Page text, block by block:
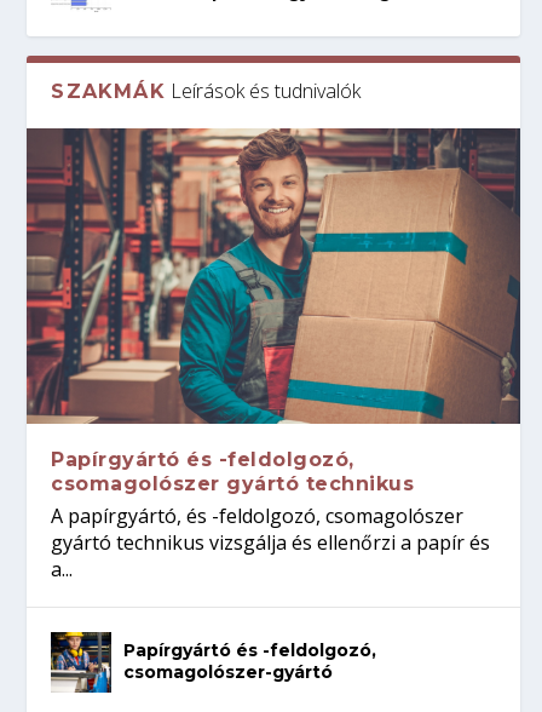
SZAKMÁK Leírások és tudnivalók
Papírgyártó és -feldolgozó,
csomagolószer gyártó technikus
A papírgyártó, és -feldolgozó, csomagolószer
gyártó technikus vizsgálja és ellenőrzi a papír és
a...
Papírgyártó és -feldolgozó,
csomagolószer-gyártó